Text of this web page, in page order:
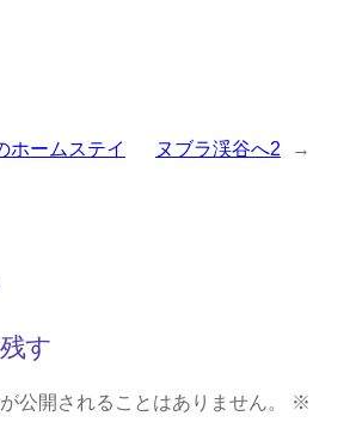
ホームステイ ヌブラ渓谷へ2 →
す
公開されることはありません。
※